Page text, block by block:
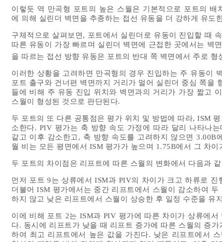
이렇듯 역 만곡형 포트의 높은 스월은 기본적으로 포트의
에 의해 실린더 벽면을 추종하는 접선 유동을 더 강하게 유도
구체적으로 살펴보면, 포트에서 실린더로 유동이 진입할 때
따른 유동이 가장 빠르며 실린더 벽면에 근접한 곳에서는 벽
을 따르는 접선 방향 유동은 포트의 반대 쪽 벽면에서 주로 형
이러한 상황을 고려하면 만곡형의 경우 진입하는 주 유동이
포트 출구와 건너편 벽면까지 거리가 멀어 실린더 중심 쪽을
들에 비해 주 유동 진입 위치와 벽면과의 거리가 가장 짧고
스월이 형성된 것으로 판단된다.
두 포트의 또 다른 공통점은 평가 위치 및 방법에 따라, ISM
소한다. PIV 평가는 축 방향 속도 가정에 따라 달리 나타나
같고 이후 감소한고, 축 방향 속도를 고려하지 않으면
월 비는 모든 평면에서 ISM 평가가 높으며 1.75B에서 그 차
두 포트의 차이점은 리프트에 따른 스월의 변화에서 다음과
먼저 포트 9는 상류에서 ISM과 PIV의 차이가 크고 하류로
더불어 ISM 평가에서는 중간 리프트에서 스월이 감소하여
하지 않고 낮은 리프트에서 스월이 상승한 후 일정 수준을 유
이에 비해 포트 2는 ISM과 PIV 평가에 따른 차이가 상류에
다. 동시에 리프트가 낮을 때 리프트 증가에 따른 스월의 증
하여 최고 리프트에서 높은 값을 가진다. 낮은 리프트에서